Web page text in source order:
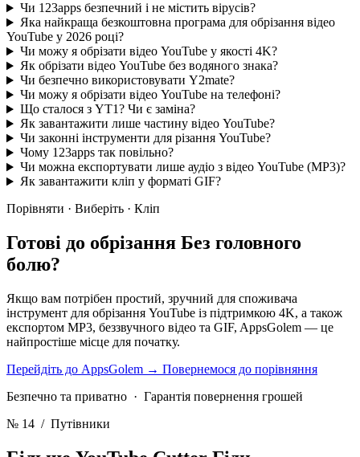
Чи 123apps безпечний і не містить вірусів?
Яка найкраща безкоштовна програма для обрізання відео
YouTube у 2026 році?
Чи можу я обрізати відео YouTube у якості 4K?
Як обрізати відео YouTube без водяного знака?
Чи безпечно використовувати Y2mate?
Чи можу я обрізати відео YouTube на телефоні?
Що сталося з YT1? Чи є заміна?
Як завантажити лише частину відео YouTube?
Чи законні інструменти для різання YouTube?
Чому 123apps так повільно?
Чи можна експортувати лише аудіо з відео YouTube (MP3)?
Як завантажити кліп у форматі GIF?
Порівняти · Виберіть · Кліп
Готові до обрізання Без головного
болю?
Якщо вам потрібен простий, зручний для споживача
інструмент для обрізання YouTube із підтримкою 4K, а також
експортом MP3, беззвучного відео та GIF, AppsGolem — це
найпростіше місце для початку.
Перейдіть до AppsGolem → Повернемося до порівняння
Безпечно та приватно · Гарантія повернення грошей
№ 14 / Путівники